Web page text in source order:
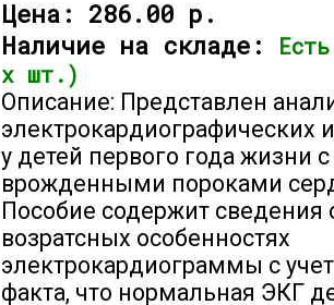
Цена: 286.00 р.
Наличие на складе:
х шт.)
Описание: Представлен
электрокардиографических
у детей первого года жизни с
врожденными пороками
Пособие содержит сведения
возратсных особенностях
электрокардиограммы с
факта, что нормальная ЭКГ